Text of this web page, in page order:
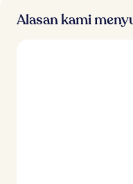
Alasan kami